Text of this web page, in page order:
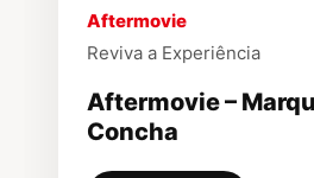
▶
Aftermovie
Reviva a Experiência
Aftermovie –
Concha